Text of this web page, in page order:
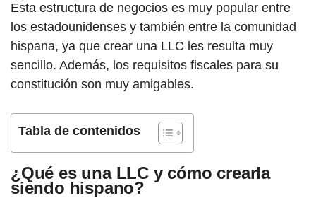
Esta estructura de negocios es muy popular entre
los estadounidenses y también entre la comunidad
hispana, ya que crear una LLC les resulta muy
sencillo. Además, los requisitos fiscales para su
constitución son muy amigables.
Tabla de contenidos
¿Qué es una LLC y cómo crearla
siendo hispano?